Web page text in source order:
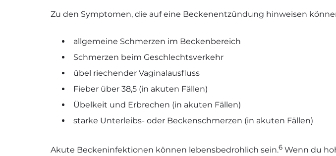
Zu den Symptomen, die auf eine Beckenentzündung hinweisen
allgemeine Schmerzen im Beckenbereich
Schmerzen beim Geschlechtsverkehr
übel riechender Vaginalausfluss
Fieber über 38,5 (in akuten Fällen)
Übelkeit und Erbrechen (in akuten Fällen)
starke Unterleibs- oder Beckenschmerzen (in akuten Fällen)
Akute Beckeninfektionen können lebensbedrohlich sein.6 Wenn du